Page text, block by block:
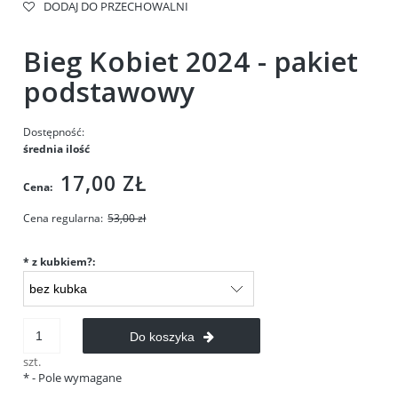
DODAJ DO PRZECHOWALNI
Bieg Kobiet 2024 - pakiet
podstawowy
Dostępność:
średnia ilość
Cena: 17,00 ZŁ
Cena regularna: 53,00 zł
* z kubkiem?:
szt.
Do koszyka
*- Pole wymagane